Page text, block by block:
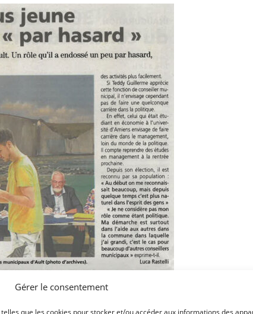
Gérer le consentement
que les cookies pour stocker et/ou accéder aux informations des